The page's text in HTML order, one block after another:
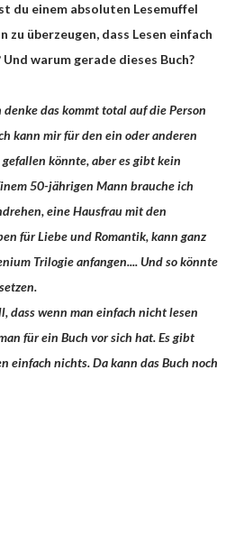
du einem absoluten Lesemuffel
zu überzeugen, dass Lesen einfach
warum gerade dieses Buch?
das kommt total auf die Person
kann mir für den ein oder anderen
könnte, aber es gibt kein
50-jährigen Mann brauche ich
eine Hausfrau mit den
für Liebe und Romantik, kann ganz
Trilogie anfangen.... Und so könnte
dass wenn man einfach nicht lesen
für ein Buch vor sich hat. Es gibt
einfach nichts. Da kann das Buch noch